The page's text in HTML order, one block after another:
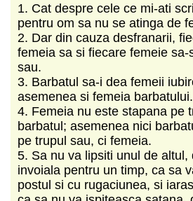
1. Cat despre cele ce mi-ati
pentru om sa nu se atinga de
2. Dar din cauza desfranarii,
femeia sa si fiecare femeie sa-
sau.
3. Barbatul sa-i dea femeii
asemenea si femeia barbatului.
4. Femeia nu este stapana pe
barbatul; asemenea nici
pe trupul sau, ci femeia.
5. Sa nu va lipsiti unul de altul,
invoiala pentru un timp, ca sa
postul si cu rugaciunea, si